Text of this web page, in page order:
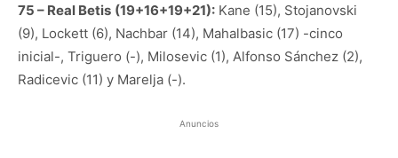
75 – Real Betis (19+16+19+21): Kane (15), Stojanovski
(9), Lockett (6), Nachbar (14), Mahalbasic (17) -cinco
inicial-, Triguero (-), Milosevic (1), Alfonso Sánchez (2),
Radicevic (11) y Marelja (-).
Anuncios